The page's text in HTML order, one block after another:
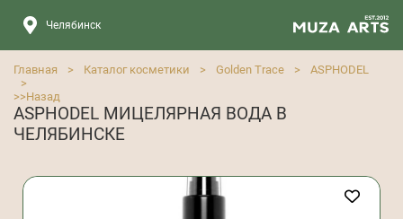
Челябинск
Главная > Каталог косметики > Golden Trace >
ASPHODEL
>
>>Назад
ASPHODEL МИЦЕЛЯРНАЯ ВОДА В
ЧЕЛЯБИНСКЕ